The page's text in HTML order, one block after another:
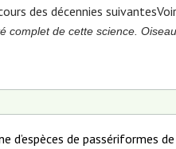
des décennies suivantesVoir
complet de cette science.
d’espèces de passériformes